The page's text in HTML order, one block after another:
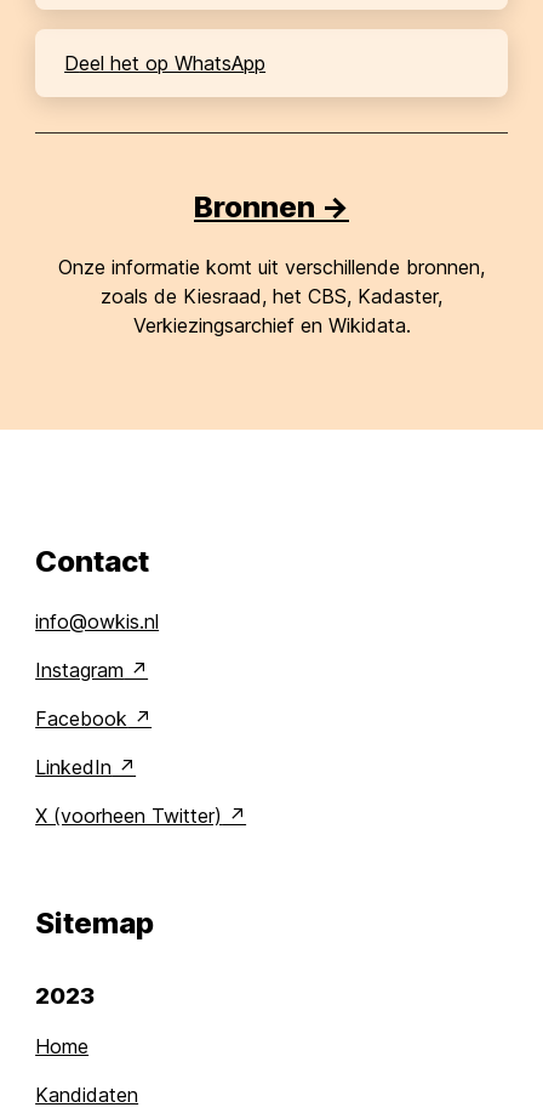
Deel het op WhatsApp
Bronnen ->
Onze informatie komt uit verschillende bronnen,
zoals de Kiesraad, het CBS, Kadaster,
Verkiezingsarchief en Wikidata.
Contact
info@owkis.nl
Instagram
Facebook
LinkedIn
X (voorheen Twitter)
Sitemap
2023
Home
Kandidaten